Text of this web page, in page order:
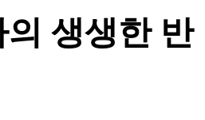
생생한 반